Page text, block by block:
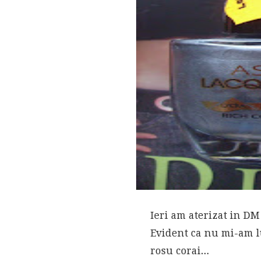
Ieri am aterizat in
Evident ca nu mi-am
rosu corai...